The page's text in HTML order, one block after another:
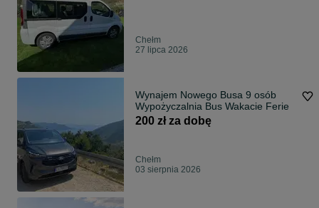
Chełm
27 lipca 2026
Wynajem Nowego Busa 9 osób
Wypożyczalnia Bus Wakacie Ferie
200 zł za dobę
Chełm
03 sierpnia 2026